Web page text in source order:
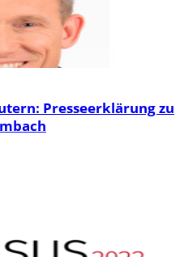
Presseerklärung zu